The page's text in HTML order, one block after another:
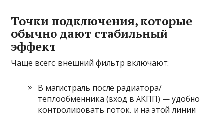
Точки подключения, которые
обычно дают стабильный
эффект
Чаще всего внешний фильтр включают:
В магистраль после радиатора/
теплообменника (вход в АКПП) — удобно
контролировать поток, и на этой линии